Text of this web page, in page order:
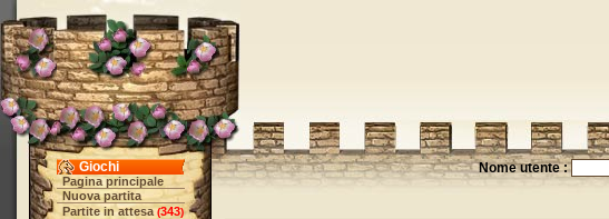
Giochi
Pagina principale
Nuova partita
Partite in attesa (343)
Nome utente :